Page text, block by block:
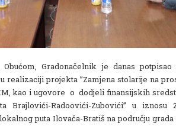
Gradonačelnik je danas
realizaciji projekta ”Zamjena stolarije na
kao i ugovore o dodjeli finansijskih
Brajlovići-Radoovići-Zubovići” u iznosu
puta Ilovača-Bratiš na području grada